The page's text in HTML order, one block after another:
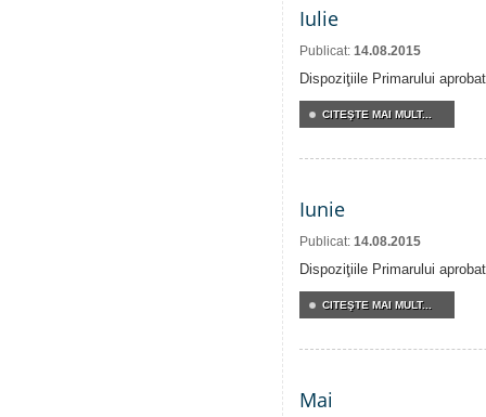
Iulie
Publicat: 14.08.2015
Dispoziţiile Primarului
CITEŞTE MAI MULT...
Iunie
Publicat: 14.08.2015
Dispoziţiile Primarului
CITEŞTE MAI MULT...
Mai